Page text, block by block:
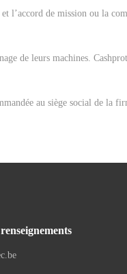
l’accord de mission ou la
de leurs machines.
au siège social de la